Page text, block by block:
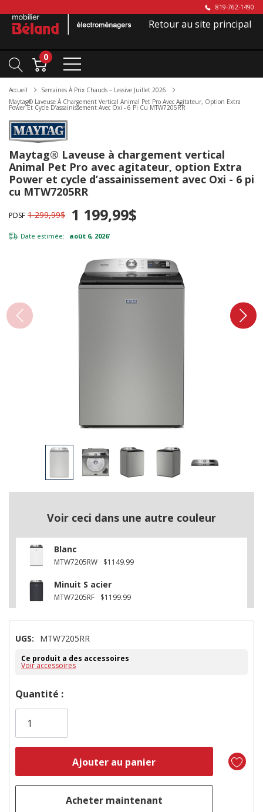
819-762-1490
Retour au site principal
0
Accueil
Semaines À Prix Chauds – Lessive Juillet 2026
Maytag® Laveuse À Chargement Vertical Animal Pet Pro Avec Agitateur, Option Extra
Power Et Cycle D’assainissement Avec Oxi - 6 Pi Cu MTW7205RR
Maytag® Laveuse à chargement vertical
Animal Pet Pro avec agitateur, option Extra
Power et cycle d’assainissement avec Oxi - 6 pi
cu MTW7205RR
PDSF 1 299,99$ 1 199,99$
Date estimée: août 6, 2026*
Voir ceci dans une autre couleur
Blanc
MTW7205RW $1149.99
Minuit S acier
MTW7205RF $1199.99
UGS: MTW7205RR
Ce produit a des accessoires
Voir accessoires
Dépêchez-
vous!
plus
Quantité :